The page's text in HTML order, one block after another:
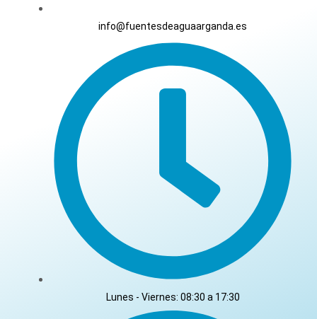
info@fuentesdeaguaarganda.es
Lunes - Viernes: 08:30 a 17:30